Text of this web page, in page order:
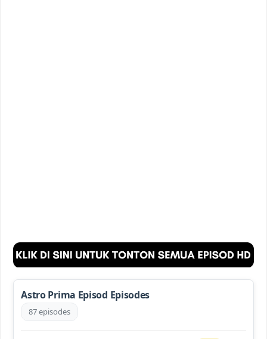
Astro Prima Episod Episodes
87 episodes